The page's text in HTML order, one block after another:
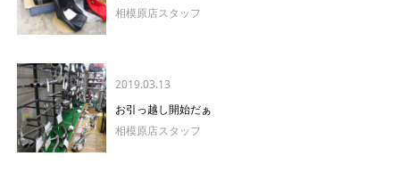
相模原店スタッフ
2019.03.13
お引っ越し開始だぁ
相模原店スタッフ